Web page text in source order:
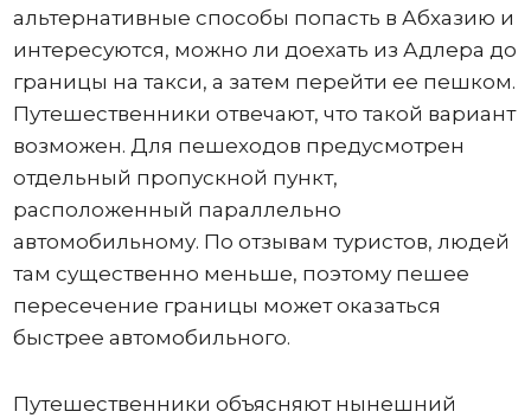
альтернативные способы попасть в Абхазию и
интересуются, можно ли доехать из Адлера до
границы на такси, а затем перейти ее пешком.
Путешественники отвечают, что такой вариант
возможен. Для пешеходов предусмотрен
отдельный пропускной пункт,
расположенный параллельно
автомобильному. По отзывам туристов, людей
там существенно меньше, поэтому пешее
пересечение границы может оказаться
быстрее автомобильного.
Путешественники объясняют нынешний